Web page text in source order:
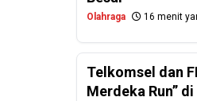
Olahraga 16 menit
Telkomsel dan
Merdeka Run”